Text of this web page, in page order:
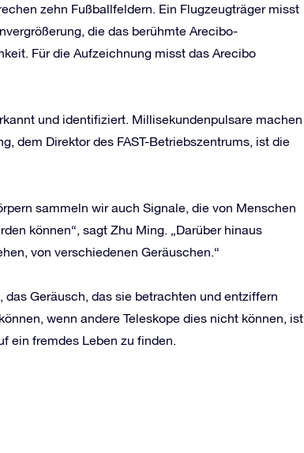
zehn Fußballfeldern. Ein Flugzeugträger misst
die das berühmte Arecibo-
Für die Aufzeichnung misst das Arecibo
und identifiziert. Millisekundenpulsare machen
dem Direktor des FAST-Betriebszentrums, ist die
sammeln wir auch Signale, die von Menschen
können“, sagt Zhu Ming. „Darüber hinaus
von verschiedenen Geräuschen.“
Geräusch, das sie betrachten und entziffern
wenn andere Teleskope dies nicht können, ist
ein fremdes Leben zu finden.